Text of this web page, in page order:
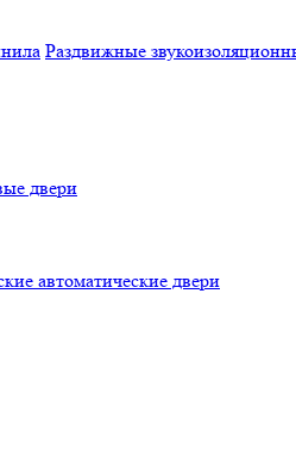
Раздвижные
двери
автоматические двери